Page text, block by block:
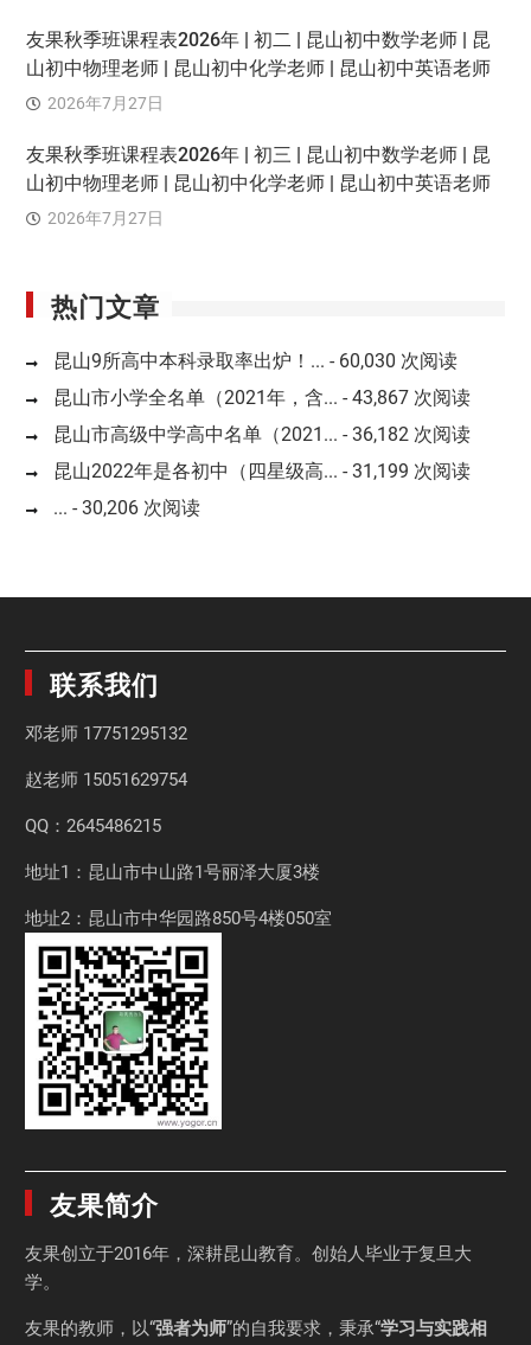
友果秋季班课程表2026年 | 初二 | 昆山初中数学老师 | 昆
山初中物理老师 | 昆山初中化学老师 | 昆山初中英语老师
2026年7月27日
友果秋季班课程表2026年 | 初三 | 昆山初中数学老师 | 昆
山初中物理老师 | 昆山初中化学老师 | 昆山初中英语老师
2026年7月27日
热门文章
昆山9所高中本科录取率出炉！... - 60,030 次阅读
昆山市小学全名单（2021年，含... - 43,867 次阅读
昆山市高级中学高中名单（2021... - 36,182 次阅读
昆山2022年是各初中（四星级高... - 31,199 次阅读
... - 30,206 次阅读
联系我们
邓老师 17751295132
赵老师 15051629754
QQ：2645486215
地址1：昆山市中山路1号丽泽大厦3楼
地址2：昆山市中华园路850号4楼050室
友果简介
友果创立于2016年，深耕昆山教育。创始人毕业于复旦大
学。
友果的教师，以“强者为师”的自我要求，秉承“学习与实践相